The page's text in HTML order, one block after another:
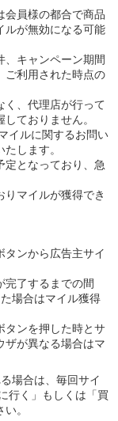
会員様の都合で商品
ルが無効になる可能
、キャンペーン期間
ご利用された時点の
く、代理店が行って
ておりません。
イルに関するお問い
します。
定となっており、急
マイルが獲得でき
タンから広告主サイ
完了するまでの間
場合はマイル獲得
タンを押した時とサ
ザが異なる場合はマ
場合は、毎回サイ
行く」もしくは「買
。